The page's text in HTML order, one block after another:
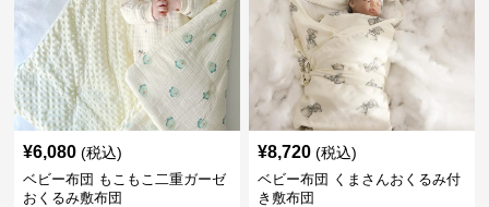
¥6,080 (税込)
ベビー布団 もこもこ二重ガーゼ
おくるみ敷布団
¥8,720 (税込)
ベビー布団 くまさんおくるみ付
き敷布団